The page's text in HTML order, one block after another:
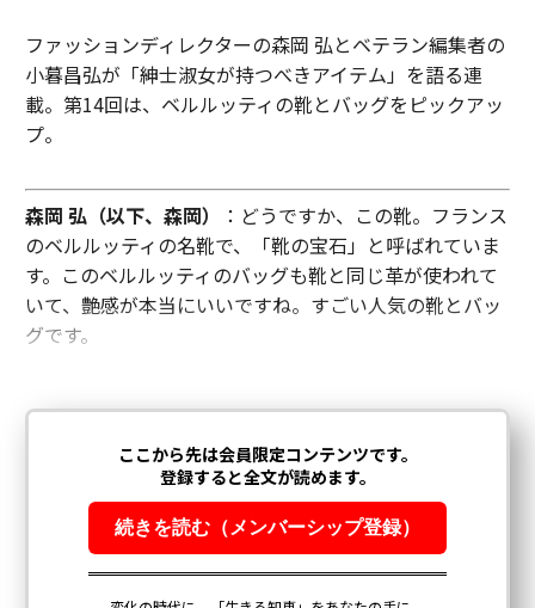
ファッションディレクターの森岡 弘とベテラン編集者の
小暮昌弘が「紳士淑女が持つべきアイテム」を語る連
載。第14回は、ベルルッティの靴とバッグをピックアッ
プ。
森岡 弘（以下、森岡）
：どうですか、この靴。フランス
のベルルッティの名靴で、「靴の宝石」と呼ばれていま
す。このベルルッティのバッグも靴と同じ革が使われて
いて、艶感が本当にいいですね。すごい人気の靴とバッ
グです。